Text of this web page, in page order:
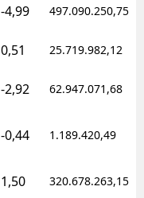
-4,99 497.090.250,75
0,51 25.719.982,12
-2,92 62.947.071,68
-0,44 1.189.420,49
1,50 320.678.263,15